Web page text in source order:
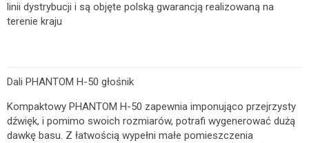
linii dystrybucji i są objęte polską gwarancją realizowaną na
terenie kraju
Dali PHANTOM H-50 głośnik
Kompaktowy PHANTOM H-50 zapewnia imponująco przejrzysty
dźwięk, i pomimo swoich rozmiarów, potrafi wygenerować dużą
dawkę basu. Z łatwością wypełni małe pomieszczenia